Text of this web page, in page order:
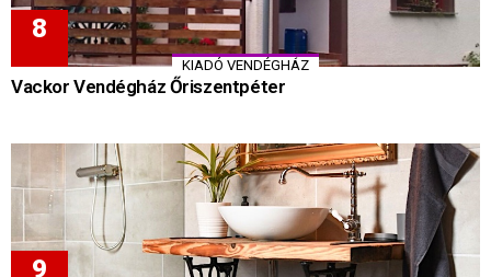
KIADÓ VENDÉGHÁZ
Vackor Vendégház Őriszentpéter